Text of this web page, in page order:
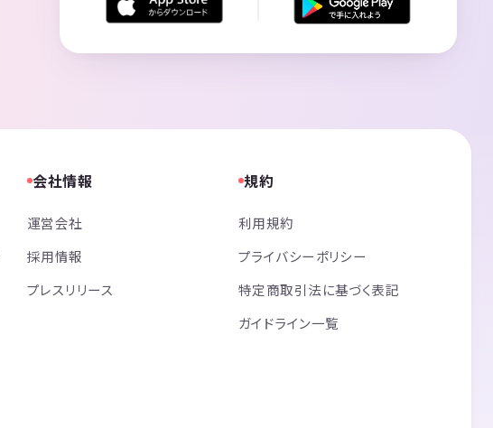
会社情報
運営会社
採用情報
プレスリリース
規約
利用規約
プライバシーポリシー
特定商取引法に基づく表記
ガイドライン一覧